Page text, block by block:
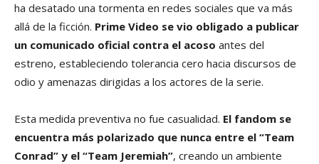
ha desatado una tormenta en redes sociales que va más
allá de la ficción. Prime Video se vio obligado a publicar
un comunicado oficial contra el acoso antes del
estreno, estableciendo tolerancia cero hacia discursos de
odio y amenazas dirigidas a los actores de la serie.
Esta medida preventiva no fue casualidad. El fandom se
encuentra más polarizado que nunca entre el “Team
Conrad” y el “Team Jeremiah”, creando un ambiente